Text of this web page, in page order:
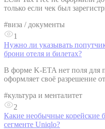
только если чек был
#виза / документы
1
Нужно ли указывать
брони отеля и билетах?
В форме K-ETA нет поля для
оформляет своё разрешение
#культура и менталитет
2
Какие необычные корейские
сегменте Uniqlo?